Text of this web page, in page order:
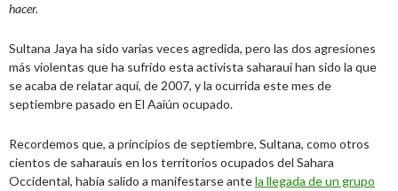
hacer.
Sultana Jaya ha sido varias veces agredida, pero las dos agresiones
más violentas que ha sufrido esta activista saharaui han sido la que
se acaba de relatar aquí, de 2007, y la ocurrida este mes de
septiembre pasado en El Aaiún ocupado.
Recordemos que, a principios de septiembre, Sultana, como otros
cientos de saharauis en los territorios ocupados del Sahara
Occidental, había salido a manifestarse antela llegada de un grupo